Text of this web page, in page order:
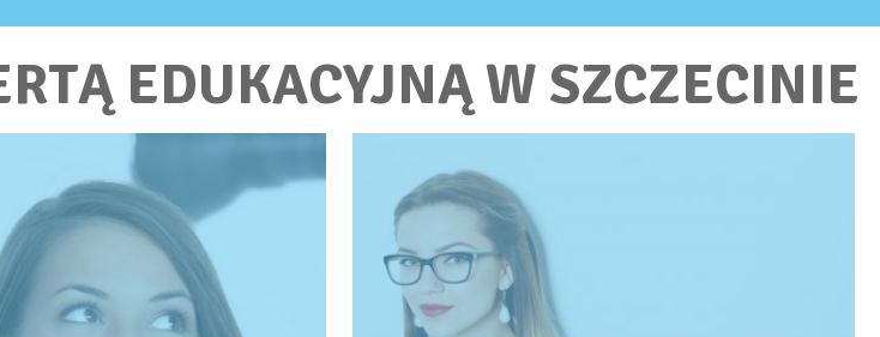
EDUKACYJNĄ W SZCZECINIE